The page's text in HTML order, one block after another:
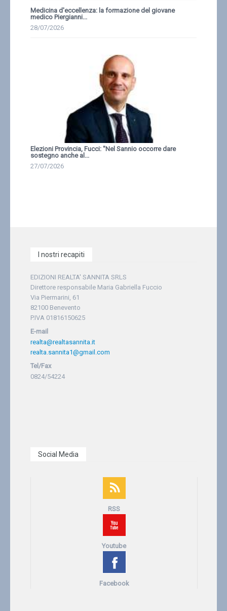
Medicina d'eccellenza: la formazione del giovane
medico Piergianni...
28/07/2026
Elezioni Provincia, Fucci: ''Nel Sannio occorre dare
sostegno anche al...
27/07/2026
I nostri recapiti
EDIZIONI REALTA' SANNITA SRLS
Direttore responsabile Maria Gabriella Fuccio
Via Piermarini, 61
82100 Benevento
P.IVA 01816150625
E-mail
realta@realtasannita.it
realta.sannita1@gmail.com
Tel/Fax
0824/54224
Social Media
RSS
Youtube
Facebook